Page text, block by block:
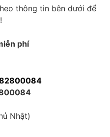
thông tin bên dưới để
phí
Nhật)